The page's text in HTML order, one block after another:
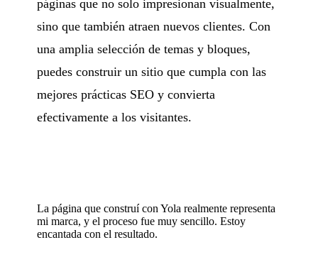
páginas que no solo impresionan visualmente,
sino que también atraen nuevos clientes. Con
una amplia selección de temas y bloques,
puedes construir un sitio que cumpla con las
mejores prácticas SEO y convierta
efectivamente a los visitantes.
La página que construí con Yola realmente representa
mi marca, y el proceso fue muy sencillo. Estoy
encantada con el resultado.